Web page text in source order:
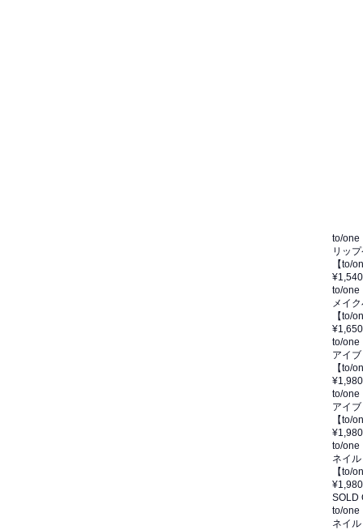
to/one
リッ
【to/
¥1,540
to/one
メイ
【to/
¥1,650
to/one
アイ
【to/
¥1,980
to/one
アイ
【to/
¥1,980
to/one
ネイル
【to/
¥1,980
SOLD
to/one
ネイル